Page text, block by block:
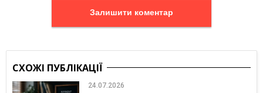
Залишити коментар
СХОЖІ ПУБЛІКАЦІЇ
24.07.2026